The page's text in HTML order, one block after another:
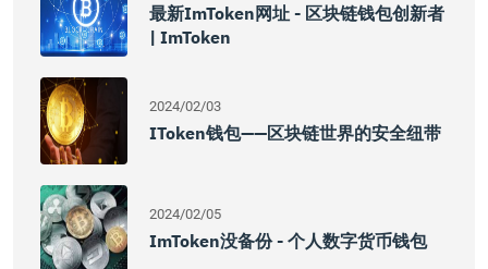
最新imToken网址 - 区块链钱包创新者
| ImToken
2024/02/03
IToken钱包——区块链世界的安全纽带
2024/02/05
ImToken没备份 - 个人数字货币钱包